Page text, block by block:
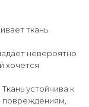
ткань
невероятно
хочется
Ткань устойчива к
повреждениям,